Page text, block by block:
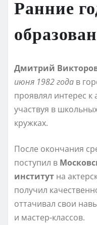
Ранние
Дмитрий
июня 1982 года в
проявлял интерес к
участвуя в
кружках.
После окончания
поступил в
институт на
получил
оттачивал свои
и мастер-классов.